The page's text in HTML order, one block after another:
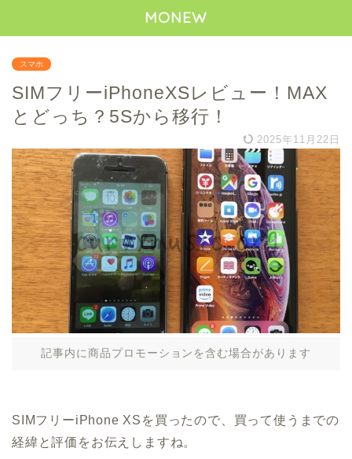
MONEW
スマホ
SIMフリーiPhoneXSレビュー！MAX
とどっち？5Sから移行！
2025年11月22日
記事内に商品プロモーションを含む場合があります
SIMフリーiPhone XSを買ったので、買って使うまでの
経緯と評価をお伝えしますね。